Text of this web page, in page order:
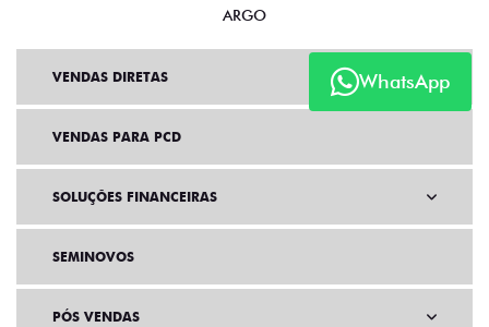
WhatsApp
ARGO
VENDAS DIRETAS
VENDAS PARA PCD
SOLUÇÕES FINANCEIRAS
SEMINOVOS
PÓS VENDAS